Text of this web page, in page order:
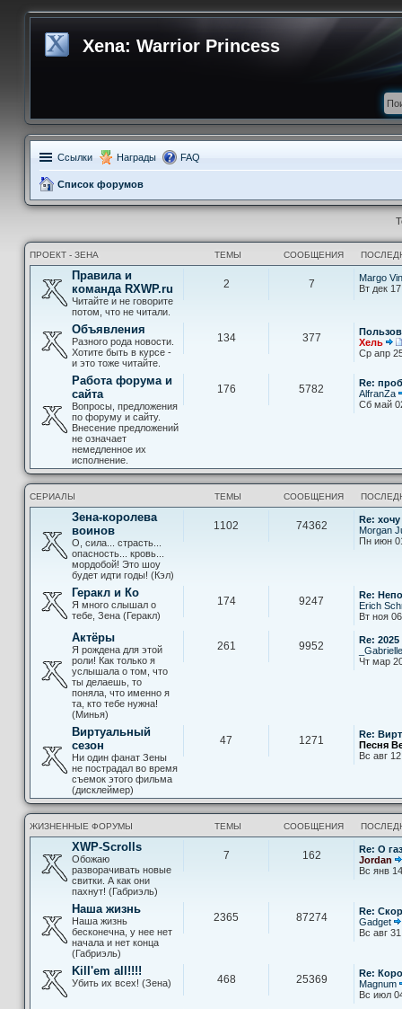
Xena: Warrior Princess
Ссылки Награды FAQ
Список форумов
ПРОЕКТ - ЗЕНА ТЕМЫ СООБЩЕНИЯ
Правила и
команда RXWP.ru
Читайте и не говорите
потом, что не читали.
2 7
Margo
Вт дек
Объявления
Разного рода новости.
Хотите быть в курсе -
и это тоже читайте.
134 377
Хель
Ср апр
Работа форума и
сайта
Вопросы, предложения
по форуму и сайту.
Внесение предложений
не означает
немедленное их
исполнение.
176 5782
Re:
AlfranZa
Сб май
СЕРИАЛЫ ТЕМЫ СООБЩЕНИЯ
Зена-королева
воинов
О, сила... страсть...
опасность... кровь...
мордобой! Это шоу
будет идти годы! (Кэл)
1102 74362
Re:
Morgan
Пн июн
Геракл и Ко
Я много слышал о
тебе, Зена (Геракл)
174 9247
Re:
Erich
Вт ноя
Актёры
Я рождена для этой
роли! Как только я
услышала о том, что
ты делаешь, то
поняла, что именно я
та, кто тебе нужна!
(Минья)
261 9952
Re:
Чт мар
Виртуальный
сезон
Ни один фанат Зены
не пострадал во время
съемок этого фильма
(дисклеймер)
47 1271
Re:
Песня
Вс авг
ЖИЗНЕННЫЕ ФОРУМЫ ТЕМЫ СООБЩЕНИЯ
XWP-Scrolls
Обожаю
разворачивать новые
свитки. А как они
пахнут! (Габриэль)
7 162
Re: О
Jordan
Вс янв
Наша жизнь
Наша жизнь
бесконечна, у нее нет
начала и нет конца
(Габриэль)
2365 87274
Re:
Gadget
Вс авг
Kill'em all!!!!
Убить их всех! (Зена) 468 25369
Re:
Magnum
Вс июл